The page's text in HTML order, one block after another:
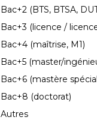
Bac+2 (BTS, BTSA,
Bac+3 (licence /
Bac+4 (maîtrise, M1)
Bac+5 (master/
Bac+6 (mastère
Bac+8 (doctorat)
Autres